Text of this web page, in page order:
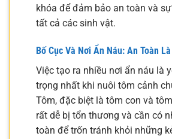
khóa để đảm bảo an toàn và
tất cả các sinh vật.
Bố Cục Và Nơi Ẩn Náu: An Toàn
Việc tạo ra nhiều nơi ẩn náu là
trọng nhất khi nuôi tôm cảnh
Tôm, đặc biệt là tôm con và
rất dễ bị tổn thương và cần có
toàn để trốn tránh khỏi những